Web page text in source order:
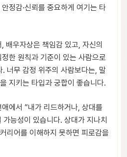
정감·신뢰를 중요하게 여기는 타
배우자상은 책임감 있고, 자신의
한 원칙과 기준이 있는 사람으로
너무 감정 위주의 사람보다는, 말
지키는 타입과 궁합이 좋습니다.
에서 “내가 리드하거나, 상대를
능성이 있습니다. 상대가 지나치
리어를 이해하지 못하면 피로감을